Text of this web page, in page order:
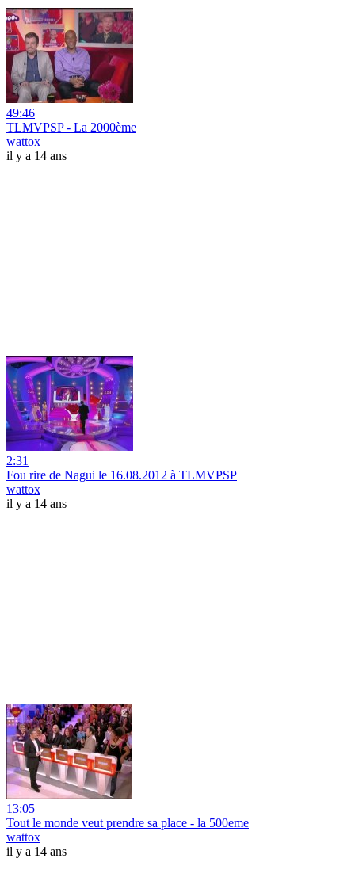
49:46
TLMVPSP - La 2000ème
wattox
il y a 14 ans
2:31
Fou rire de Nagui le 16.08.2012 à TLMVPSP
wattox
il y a 14 ans
13:05
Tout le monde veut prendre sa place - la 500eme
wattox
il y a 14 ans